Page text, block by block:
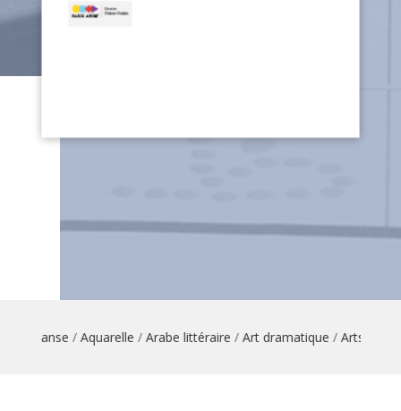
danse/ Aquarelle/ Arabe littéraire/ Art dramatique/ Arts du